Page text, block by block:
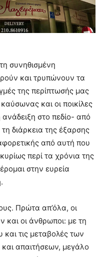
συνηθισμένη
και τρυπώνουν τα
της περίπτωσής μας
και οι ποικίλες
ανάδειξη στο πεδίο- από
διάρκεια της έξαρσης
από αυτή που
περί τα χρόνια της
στην ευρεία
Πρώτα απ’όλα, οι
οι άνθρωποι: με τη
και τις μεταβολές των
απαιτήσεων, μεγάλο